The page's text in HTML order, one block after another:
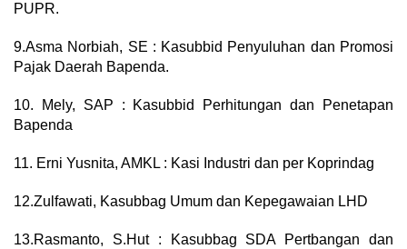
PUPR.
9.Asma Norbiah, SE : Kasubbid Penyuluhan dan Promosi
Pajak Daerah Bapenda.
10. Mely, SAP : Kasubbid Perhitungan dan Penetapan
Bapenda
11. Erni Yusnita, AMKL : Kasi Industri dan per Koprindag
12.Zulfawati, Kasubbag Umum dan Kepegawaian LHD
13.Rasmanto, S.Hut : Kasubbag SDA Pertbangan dan